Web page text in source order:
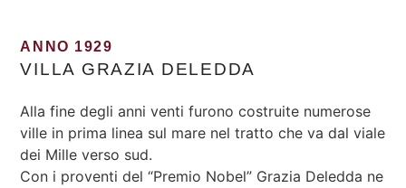
ANNO 1929
VILLA GRAZIA DELEDDA
Alla fine degli anni venti furono costruite numerose
ville in prima linea sul mare nel tratto che va dal viale
dei Mille verso sud.
Con i proventi del “Premio Nobel” Grazia Deledda ne